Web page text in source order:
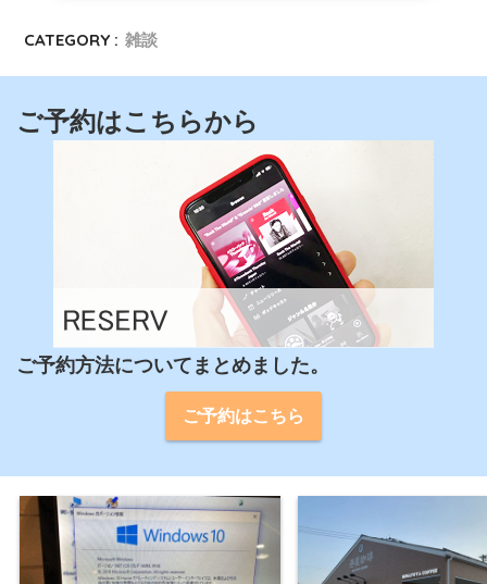
CATEGORY : 雑談
ご予約はこちらから
ご予約方法についてまとめました。
ご予約はこちら